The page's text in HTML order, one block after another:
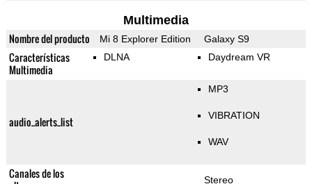
Multimedia
Nombre del producto Mi 8 Explorer Edition Galaxy S9
Características
Multimedia
DLNA Daydream VR
audio_alerts_list
MP3
VIBRATION
WAV
Canales de los
Stereo